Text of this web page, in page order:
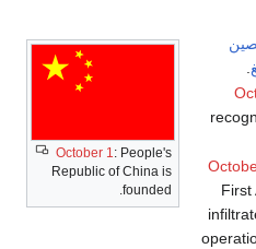
October 1 : People's
Republic of China is
founded.
First